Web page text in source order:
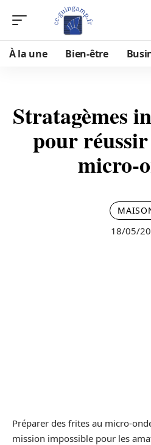
À la une Bien-être
Stratagèmes
pour
micro-
18/05/
Préparer des frites au micro-
mission impossible pour les